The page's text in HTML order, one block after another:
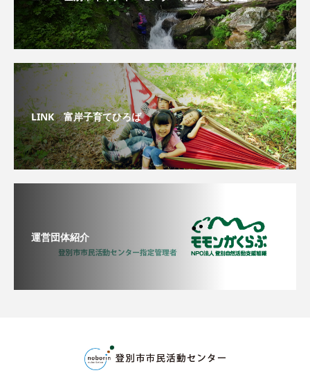
LINK 富岸子育てひろば
運営団体紹介